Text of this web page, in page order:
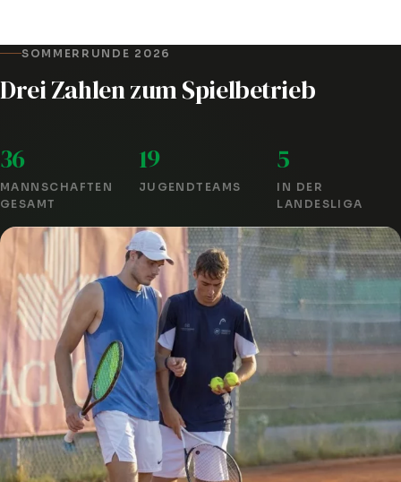
SOMMERRUNDE 2026
Drei Zahlen zum Spielbetrieb
36
MANNSCHAFTEN
GESAMT
19
JUGENDTEAMS
5
IN DER
LANDESLIGA